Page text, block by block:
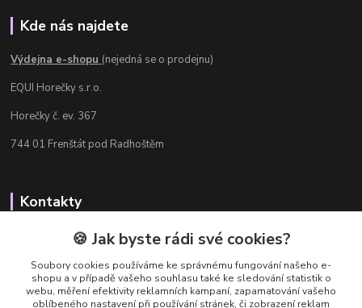
Kde nás najdete
Výdejna e-shopu (nejedná se o prodejnu)
EQUI Horečky s.r.o.
Horečky č. ev. 367
744 01 Frenštát pod Radhoštěm
Kontakty
Radka Chamrádová
+420 737 484 708
Výdejna e-shopu: Po-Ne, 8-20 hod.
info@equi-horecky.cz
🍪 Jak byste rádi své cookies?
Soubory cookies používáme ke správnému fungování našeho e-
shopu a v případě vašeho souhlasu také ke sledování statistik o
webu, měření efektivity reklamních kampaní, zapamatování vašeho
oblíbeného nastavení při používání stránek, či zobrazení reklam